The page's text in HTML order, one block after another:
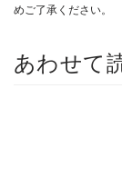
めご了承ください。
あわせて